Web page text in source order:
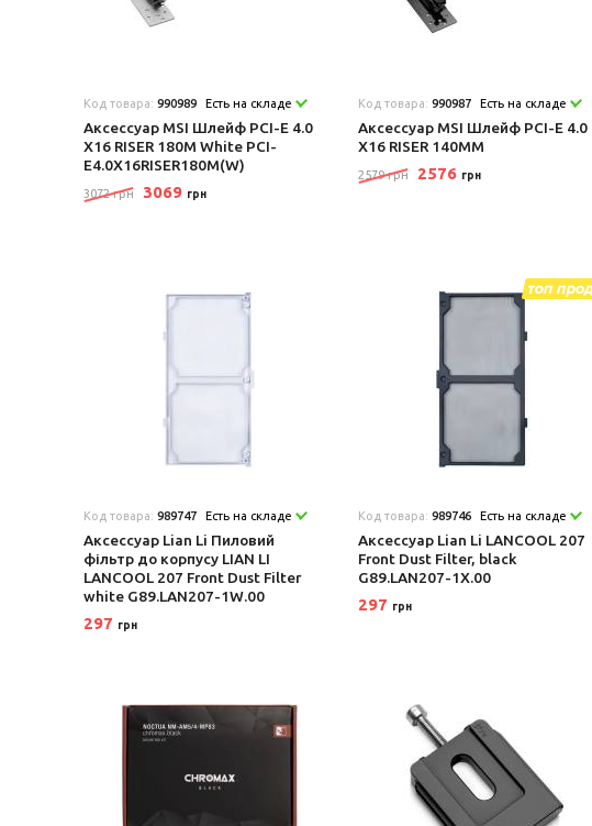
Код товара: 990989 Есть на складе
Аксеcсуар MSI Шлейф PCI-E 4.0
X16 RISER 180M White PCI-
E4.0X16RISER180M(W)
3072 грн 3069 грн
Код товара: 990987 Есть на складе
Аксеcсуар MSI Шлейф PCI-E 4.0
X16 RISER 140MM
2579 грн 2576 грн
Код товара: 989747 Есть на складе
Аксеcсуар Lian Li Пиловий
фільтр до корпусу LIAN LI
LANCOOL 207 Front Dust Filter
white G89.LAN207-1W.00
297 грн
Код товара: 989746 Есть на складе
Аксеcсуар Lian Li LANCOOL 207
Front Dust Filter, black
G89.LAN207-1X.00
297 грн